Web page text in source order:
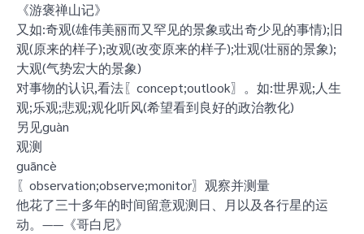
《游褒禅山记》
又如:奇观(雄伟美丽而又罕见的景象或出奇少见的事情);旧
观(原来的样子);改观(改变原来的样子);壮观(壮丽的景象);
大观(气势宏大的景象)
对事物的认识,看法〖concept;outlook〗。如:世界观;人生
观;乐观;悲观;观化听风(希望看到良好的政治教化)
另见guàn
观测
guāncè
〖observation;observe;monitor〗观察并测量
他花了三十多年的时间留意观测日、月以及各行星的运
动。——《哥白尼》